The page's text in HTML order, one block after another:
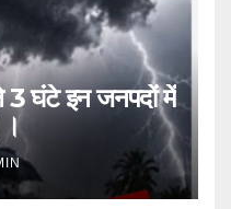
3 घंटे इन जनपदों में